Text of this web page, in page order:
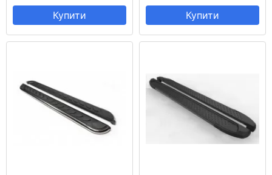
Купити
Купити